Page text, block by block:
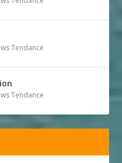
Tendance
Tendance